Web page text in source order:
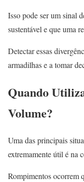
Isso pode ser um sinal
sustentável e que uma
Detectar essas
armadilhas e a tomar
Quando
Volume?
Uma das principais
extremamente útil é na
Rompimentos ocorrem